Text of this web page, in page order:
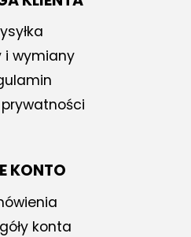
i wymiany
KONTO
konta